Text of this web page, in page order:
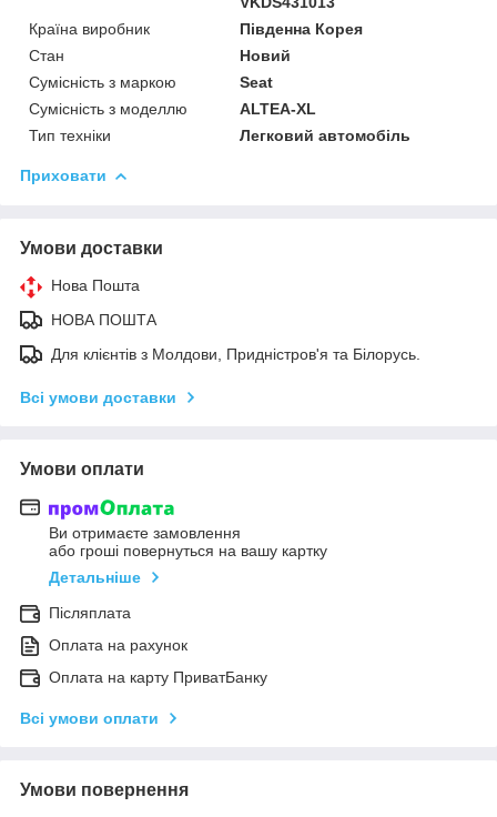
Країна виробник
Південна Корея
Стан
Новий
Сумісність з маркою
Seat
Сумісність з моделлю
ALTEA-XL
Тип техніки
Легковий автомобіль
Приховати
Умови доставки
Нова Пошта
НОВА ПОШТА
Для клієнтів з Молдови, Придністров'я та Білорусь.
Всі умови доставки
Умови оплати
Ви отримаєте замовлення
або гроші повернуться на вашу картку
Детальніше
Післяплата
Оплата на рахунок
Оплата на карту ПриватБанку
Всі умови оплати
Умови повернення